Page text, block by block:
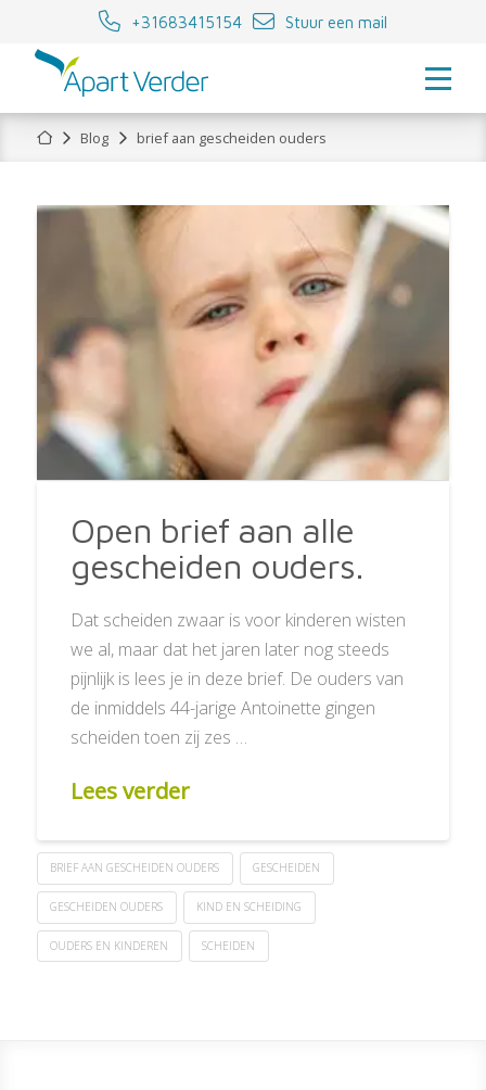
+31683415154 Stuur een mail
HomeBlog brief aan gescheiden ouders
Open brief aan alle
gescheiden ouders.
Dat scheiden zwaar is voor kinderen wisten
we al, maar dat het jaren later nog steeds
pijnlijk is lees je in deze brief. De ouders van
de inmiddels 44-jarige Antoinette gingen
scheiden toen zij zes …
Lees verder
BRIEF AAN GESCHEIDEN OUDERS GESCHEIDEN
GESCHEIDEN OUDERS KIND EN SCHEIDING
OUDERS EN KINDEREN SCHEIDEN